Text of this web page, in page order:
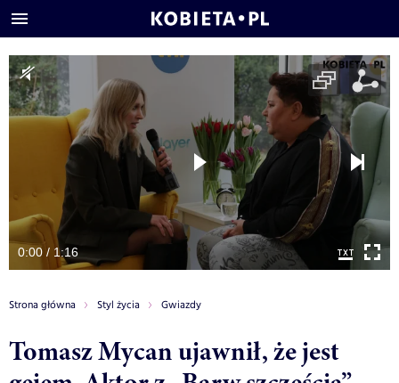
0:00 / 1:16
Strona główna Styl życia Gwiazdy
Tomasz Mycan ujawnił, że jest